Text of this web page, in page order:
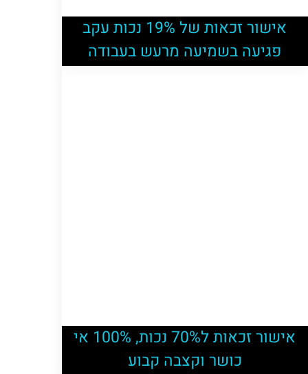
אישור זכאות של 19% נכות עקב
פגיעה בשמיעה מרעש בעבודה
אישור זכאות ל70% נכות, 100% אי
כושר וקצבה קבוע